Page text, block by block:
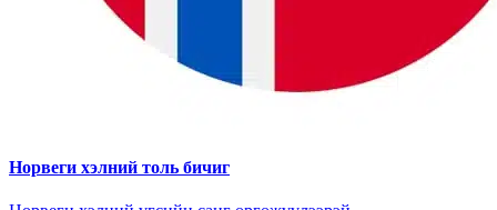
Норвеги хэлний толь бичиг